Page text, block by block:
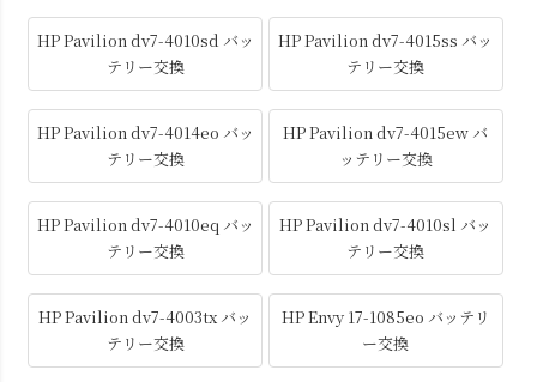
HP Pavilion dv7-4010sd バッ
テリー交換
HP Pavilion dv7-4015ss バッ
テリー交換
HP Pavilion dv7-4014eo バッ
テリー交換
HP Pavilion dv7-4015ew バ
ッテリー交換
HP Pavilion dv7-4010eq バッ
テリー交換
HP Pavilion dv7-4010sl バッ
テリー交換
HP Pavilion dv7-4003tx バッ
テリー交換
HP Envy 17-1085eo バッテリ
ー交換